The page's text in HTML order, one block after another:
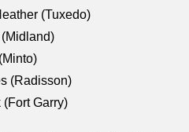
(Tuxedo)
(Radisson)
(Fort Garry)